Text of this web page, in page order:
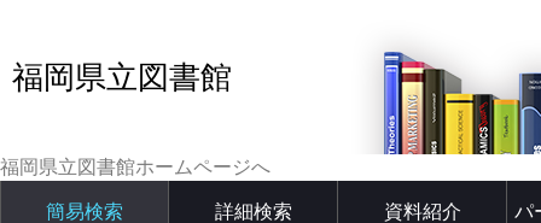
福岡県立図書館
福岡県立図書館ホームページへ
簡易検索 詳細検索 資料紹介 パ